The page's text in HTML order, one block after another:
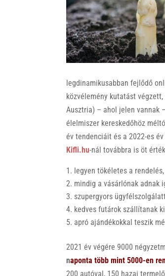
legdinamikusabban fejlődő
közvélemény kutatást
Ausztria) – ahol jelen vannak
élelmiszer kereskedőhöz
év tendenciáit és a 2022-es
Kifli.hu-nál továbbra is öt
legyen tökéletes a rendelés,
mindig a vásárlónak adnak
szupergyors
kedves futárok szállítanak
apró ajándékokkal teszik
2021 év végére 9000
naponta több mint 5000-en
200 autóval, 150 hazai